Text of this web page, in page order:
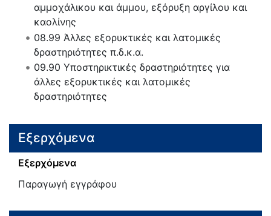
αμμοχάλικου και άμμου, εξόρυξη αργίλου και
καολίνης
08.99 Άλλες εξορυκτικές και λατομικές
δραστηριότητες π.δ.κ.α.
09.90 Υποστηρικτικές δραστηριότητες για
άλλες εξορυκτικές και λατομικές
δραστηριότητες
Εξερχόμενα
Εξερχόμενα
Παραγωγή εγγράφου